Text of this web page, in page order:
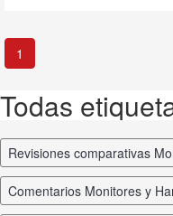
1
Todas
revisiones comparativas
comentarios Monitores y